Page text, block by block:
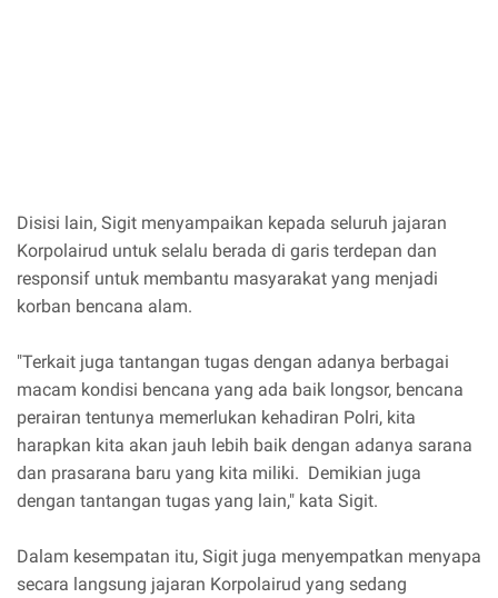
Disisi lain, Sigit menyampaikan kepada seluruh jajaran
Korpolairud untuk selalu berada di garis terdepan dan
responsif untuk membantu masyarakat yang menjadi
korban bencana alam.
"Terkait juga tantangan tugas dengan adanya berbagai
macam kondisi bencana yang ada baik longsor, bencana
perairan tentunya memerlukan kehadiran Polri, kita
harapkan kita akan jauh lebih baik dengan adanya sarana
dan prasarana baru yang kita miliki. Demikian juga
dengan tantangan tugas yang lain," kata Sigit.
Dalam kesempatan itu, Sigit juga menyempatkan menyapa
secara langsung jajaran Korpolairud yang sedang